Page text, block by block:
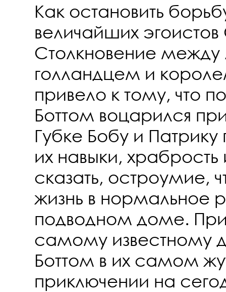
Как остановить
величайших
Столкновение между
голландцем и
привело к тому, что
Боттом воцарился
Губке Бобу и Патрику
их навыки,
сказать, остроумие,
жизнь в нормальное
подводном доме.
самому известному
Боттом в их самом
приключении на